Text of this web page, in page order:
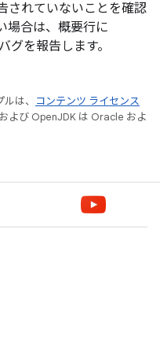
されていないことを確認
場合は、概要行に
グを報告します。
は、
コンテンツ ライセンス
よび OpenJDK は Oracle およ